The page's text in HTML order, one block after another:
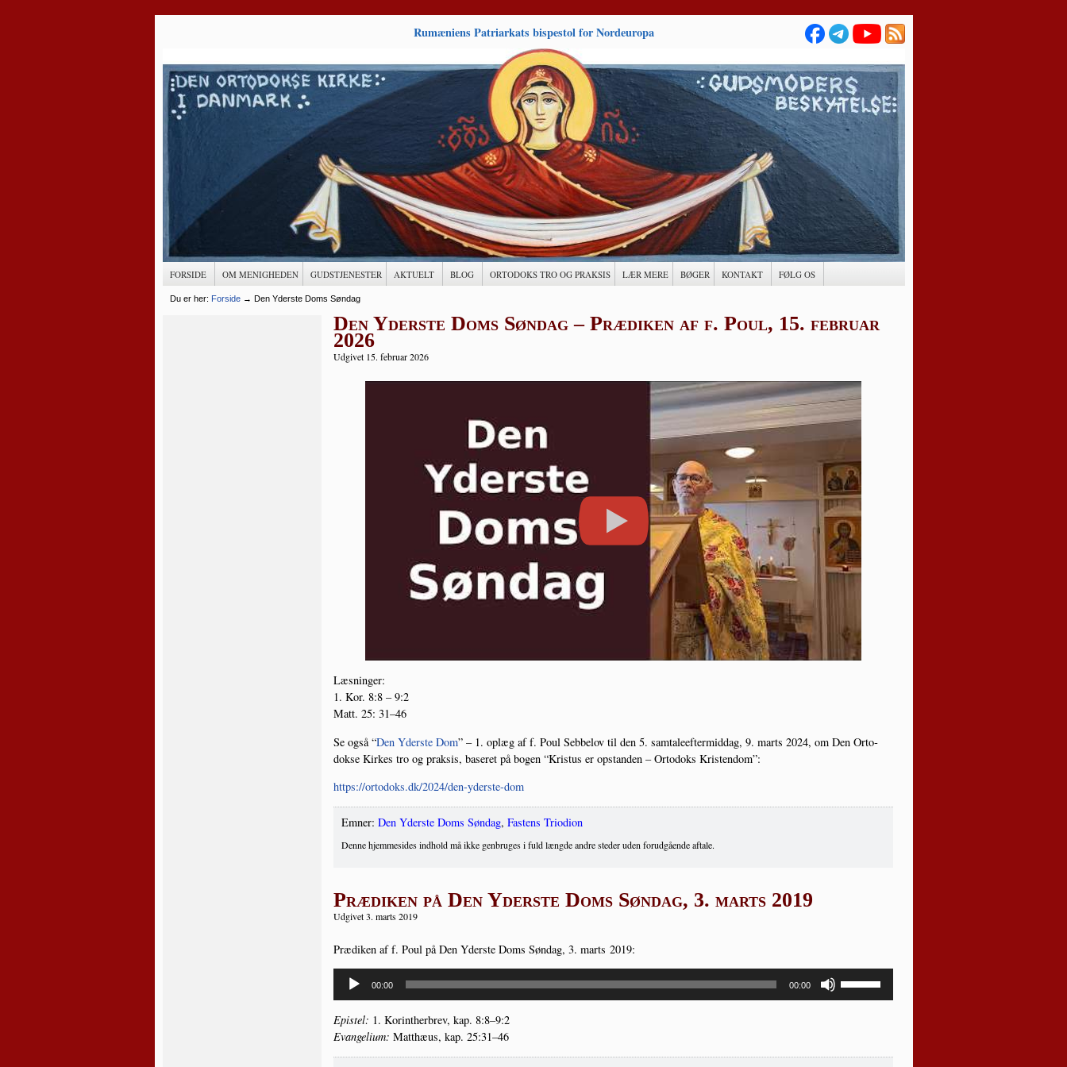
Rumæniens Patriarkats bispestol for Nordeuropa
FORSIDE OM MENIGHEDEN GUDSTJENESTER AKTUELT BLOG ORTODOKS TRO OG PRAKSIS LÆR MERE BØGER KONTAKT FØLG OS
Du er her: Forside→ Den Yderste Doms Søndag
Den Yderste Doms Søndag – Prædiken af f. Poul, 15. februar
2026
Udgivet 15. februar 2026
Læs­nin­ger:
1. Kor. 8:8 – 9:2
Matt. 25: 31–46
Se også “Den Yder­ste Dom” – 1. oplæg af f. Poul Seb­be­lov til den 5. sam­ta­le­ef­ter­mid­dag, 9. marts 2024, om Den Orto­
dok­se Kir­kes tro og prak­sis, base­ret på bogen “Kristus er opstan­den – Orto­doks Kristendom”:
https://ortodoks.dk/2024/den-yderste-dom
Emner: Den Yderste Doms Søndag, Fastens Triodion
Denne hjemmesides indhold må ikke genbruges i fuld længde andre steder uden forudgående aftale.
Prædiken på Den Yderste Doms Søndag, 3. marts 2019
Udgivet 3. marts 2019
Præ­di­ken af f. Poul på Den Yder­ste Doms Søn­dag, 3. marts 2019:
Lydafspiller
00:00 00:00
skrue
Epi­stel: 1. Kor­int­her­brev, kap. 8:8–9:2
Evan­ge­li­um: Mat­t­hæus, kap. 25:31–46